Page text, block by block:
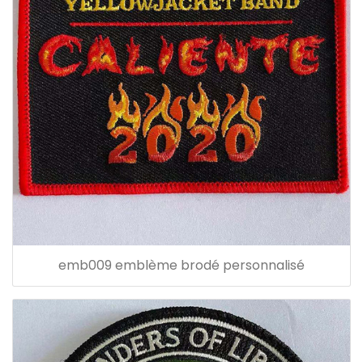
emb009 emblème brodé personnalisé